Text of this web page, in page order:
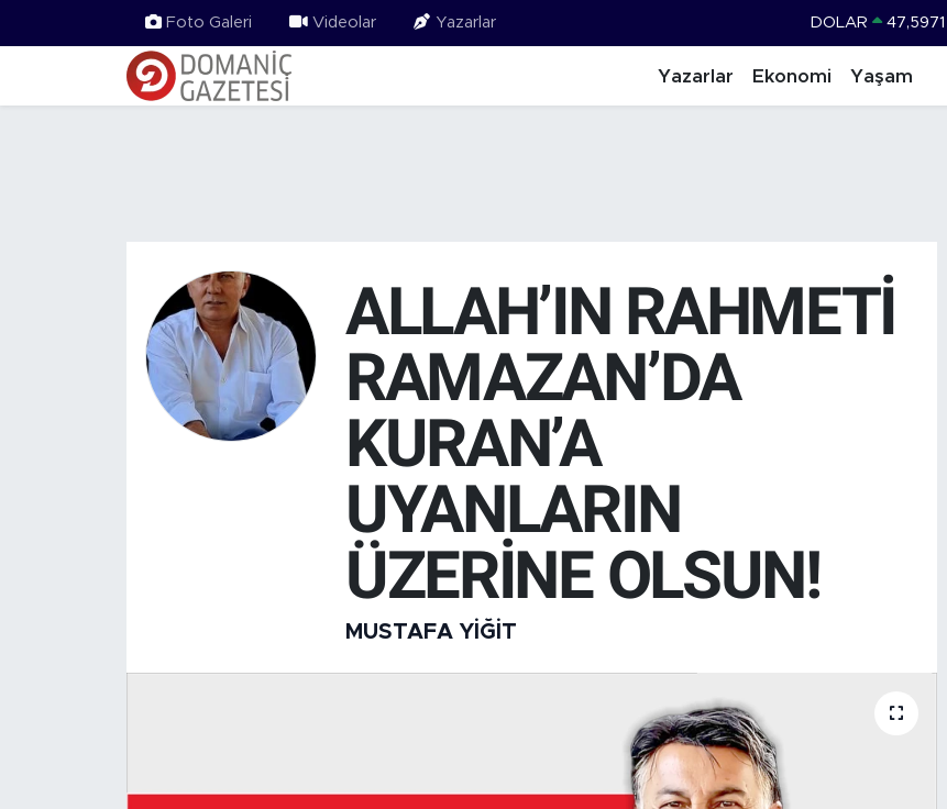
Foto Galeri Videolar Yazarlar DOLAR 47,5971
STERLİN 64,2534
Yazarlar Ekonomi Yaşam
ALLAH’IN RAHMETİ
RAMAZAN’DA
KURAN’A
UYANLARIN
ÜZERİNE OLSUN!
MUSTAFA YIĞIT